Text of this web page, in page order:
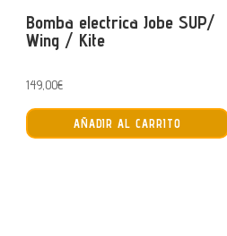
Bomba electrica Jobe SUP/
Wing / Kite
149,00€
AÑADIR AL CARRITO